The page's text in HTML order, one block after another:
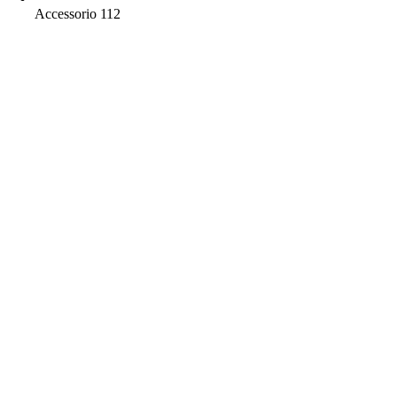
Accessorio 112